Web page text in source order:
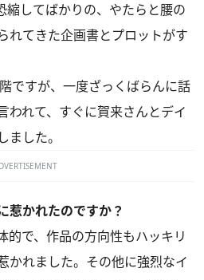
縮してばかりの、やたらと腰の
れてきた企画書とプロットがす
ですが、一度ざっくばらんに話
われて、すぐに賀来さんとデイ
した。
かれたのですか？
で、作品の方向性もハッキリ
かれました。その他に強烈なイ